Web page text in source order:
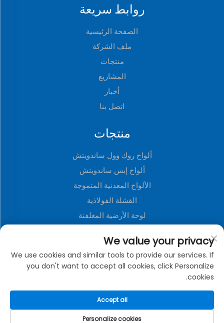
روابط سريعة
الصفحة الرئيسية
ملف الشركة
منتجات
المشاريع
أخبار
اتصل بنا
منتجات
ألواح روك وول ساندويتش
ألواح إبس ساندويتش
الألواح المعدنية المتموجة
القشلة الفولاذية
لوحة الأرضية المغلفنة
لوحة زخرفية معدنية
منزل حاوية قابلة للطي
نبذة عن الشركة
سياسة الخصوصية
We value your privacy
We use cookies and similar tools to provide our services. If
you don't want to accept all cookies, click Personalize
cookies.
Personalize cookies
Accept all